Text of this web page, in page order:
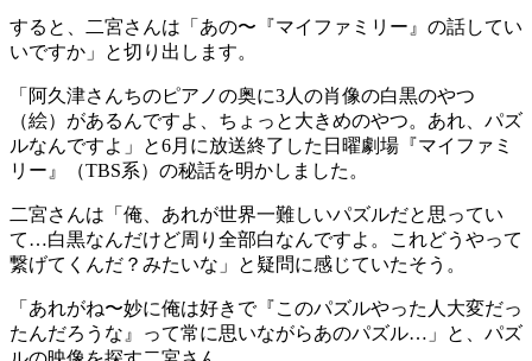
すると、二宮さんは「あの〜『マイファミリー』の話してい
いですか」と切り出します。
「阿久津さんちのピアノの奥に3人の肖像の白黒のやつ
（絵）があるんですよ、ちょっと大きめのやつ。あれ、パズ
ルなんですよ」と6月に放送終了した日曜劇場『マイファミ
リー』（TBS系）の秘話を明かしました。
二宮さんは「俺、あれが世界一難しいパズルだと思ってい
て…白黒なんだけど周り全部白なんですよ。これどうやって
繋げてくんだ？みたいな」と疑問に感じていたそう。
「あれがね〜妙に俺は好きで『このパズルやった人大変だっ
たんだろうな』って常に思いながらあのパズル…」と、パズ